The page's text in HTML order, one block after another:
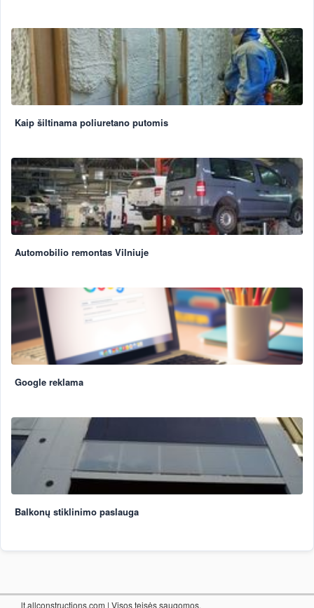
Kaip šiltinama poliuretano putomis
Automobilio remontas Vilniuje
Google reklama
Balkonų stiklinimo paslauga
lt.allconstructions.com | Visos teisės saugomos.